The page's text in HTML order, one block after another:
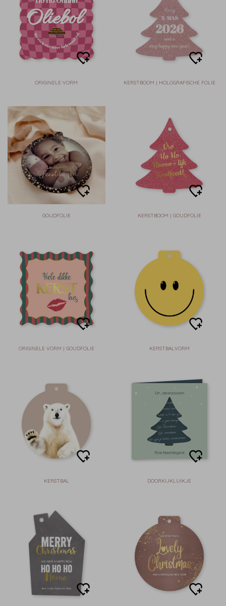
ORIGINELE VORM KERSTBOOM | HOLOGRAFISCHE FOLIE
GOUDFOLIE KERSTBOOM | GOUDFOLIE
ORIGINELE VORM | GOUDFOLIE KERSTBALVORM
KERSTBAL DOORKIJKLUIKJE